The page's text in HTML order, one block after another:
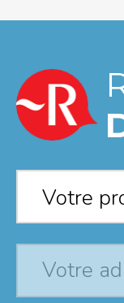
Votre